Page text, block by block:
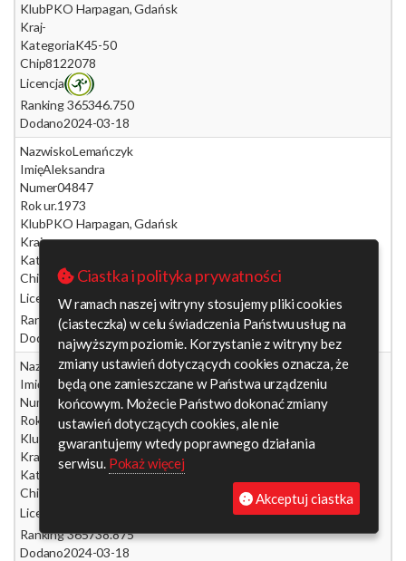
KlubPKO Harpagan, Gdańsk
Kraj-
KategoriaK45-50
Chip8122078
Licencja
Ranking 365346.750
Dodano2024-03-18
NazwiskoLemańczyk
ImięAleksandra
Numer04847
Rok ur.1973
KlubPKO Harpagan, Gdańsk
Kraj-
Kategoria
Chip
8221973
Licencja
Ranking 3651082.625
Dodano
2024-03-18
NazwiskoDeptulska
Imię
Agnieszka
Numer 02367
Rok ur. 1971
Klub
Tczewskie Stowarzyszenie Radioorientacji Sportowej
Kraj
Kategoria
K45-50
Chip
Licencja
Ranking 365738.875
Dodano2024-03-18
Ciastka i polityka prywatności
W ramach naszej witryny stosujemy pliki cookies
(ciasteczka) w celu świadczenia Państwu usług na
najwyższym poziomie. Korzystanie z witryny bez
zmiany ustawień dotyczących cookies oznacza, że
będą one zamieszczane w Państwa urządzeniu
końcowym. Możecie Państwo dokonać zmiany
ustawień dotyczących cookies, ale nie
gwarantujemy wtedy poprawnego działania
serwisu. Pokaż więcej
Akceptuj ciastka